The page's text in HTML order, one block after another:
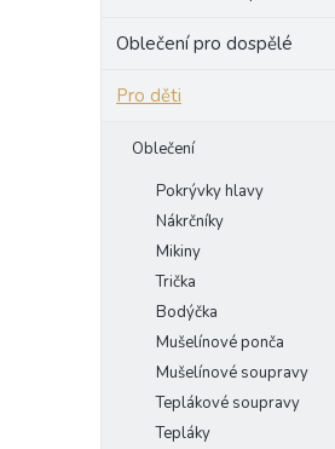
Oblečení pro dospělé
Pro děti
Oblečení
Pokrývky hlavy
Nákrčníky
Mikiny
Trička
Bodýčka
Mušelínové ponča
Mušelínové soupravy
Teplákové soupravy
Tepláky